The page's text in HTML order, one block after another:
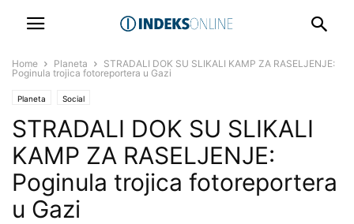
Home Planeta
STRADALI DOK SU SLIKALI KAMP ZA RASELJENJE:
Poginula trojica fotoreportera u Gazi
Planeta Social
STRADALI DOK SU SLIKALI
KAMP ZA RASELJENJE:
Poginula trojica fotoreportera
u Gazi